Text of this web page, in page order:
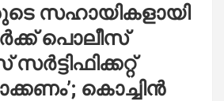
സഹായികളായി
പൊലീസ്
കൊച്ചിന്‍